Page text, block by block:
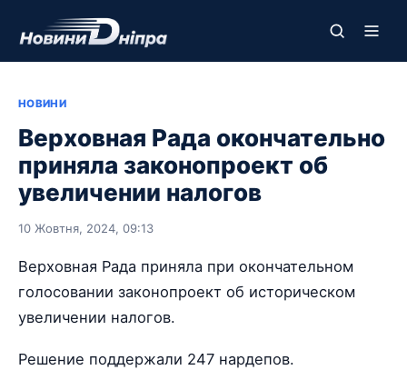
НОВИНИ
Верховная Рада окончательно
приняла законопроект об
увеличении налогов
10 Жовтня, 2024, 09:13
Верховная Рада приняла при окончательном
голосовании законопроект об историческом
увеличении налогов.
Решение поддержали 247 нардепов.